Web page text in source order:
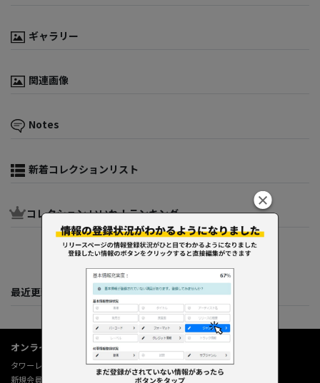
ギャラリー
関連画像
Notes
新着コレクションリスト
コレクション いいね！ランキング
最近更新してくれた人たち
オンラインショップ情報
タワーレコード オンライン
新規会員登録